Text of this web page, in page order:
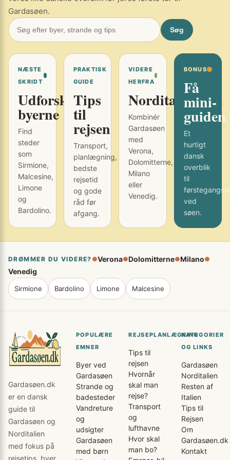
Gardasøen.
Søg
NÆSTE
SKRIDT
Udforsk
byerne
Find
steder
som
Sirmione,
Malcesine,
Limone
og
Bardolino.
PRAKTISK
GUIDE
Tips
til
rejsen
Transport,
planlægning,
bedste
rejsetid
og gode
råd før
afgang.
VIDERE
HERFRA
Norditalien
Kombinér
Gardasøen
med
Verona,
Dolomitterne,
Milano
eller
Venedig.
BONUS
Få
mini-
guiden
Et
hurtigt
dansk
overblik
til
ved
søen.
DRØMMER DU VIDERE? ●Verona●Dolomitterne●Milano●
Venedig
Sirmione Bardolino Limone Malcesine
Gardasøen.dk
er en dansk
guide til
Gardasøen og
Norditalien
med fokus på
rejsetips, byer,
POPULÆRE
EMNER
Byer ved
Gardasøen
Strande og
badesteder
Vandreture
og
udsigter
Gardasøen
med børn
REJSEPLANLÆGNING
Tips til
rejsen
Hvornår
skal man
rejse?
Transport
og
lufthavne
Hvor skal
man bo?
KATEGORIER
OG LINKS
Gardasøen
Norditalien
Resten af
Italien
Tips til
Rejsen
Om
Gardasøen.dk
Kontakt